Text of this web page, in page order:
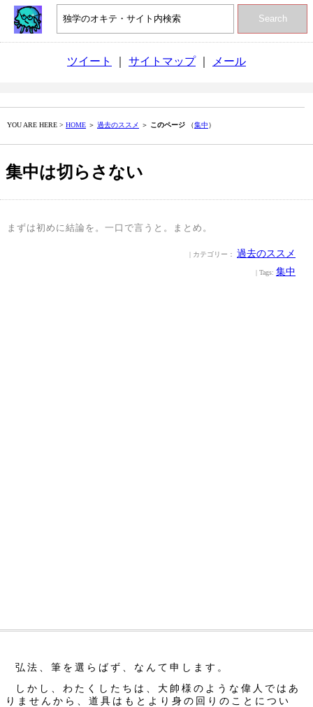
Search
ツイート サイトマップ｜ メール
YOU ARE HERE > HOME ＞ 過去のススメ ＞ このページ （集中）
集中は切らさない
まずは初めに結論を。一口で言うと。まとめ。
| カテゴリー： 過去のススメ
| Tags: 集中
弘法、筆を選らばず、なんて申します。
しかし、わたくしたちは、大帥様のような偉人ではあ
りませんから、道具はもとより身の回りのことについ